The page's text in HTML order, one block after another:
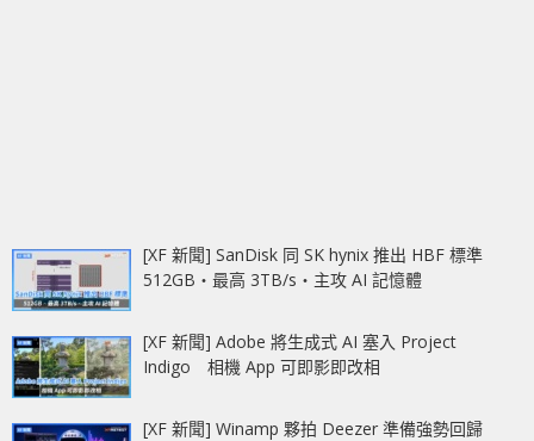
[XF 新聞] SanDisk 同 SK hynix 推出 HBF 標準
512GB‧最高 3TB/s‧主攻 AI 記憶體
[XF 新聞] Adobe 將生成式 AI 塞入 Project
Indigo 相機 App 可即影即改相
[XF 新聞] Winamp 夥拍 Deezer 準備強勢回歸